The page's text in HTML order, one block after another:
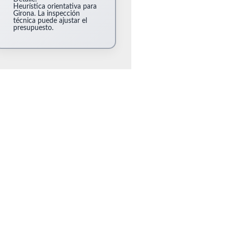
Heurística orientativa para
Girona. La inspección
técnica puede ajustar el
presupuesto.